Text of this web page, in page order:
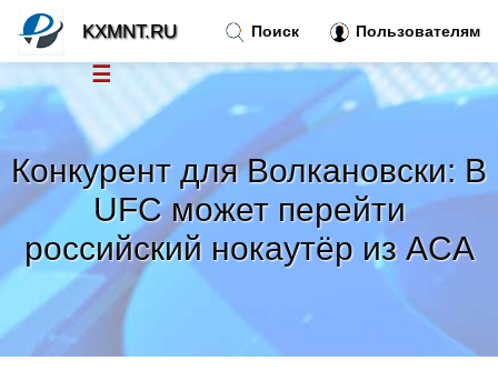
Конкурент для Волкановски: В
UFC может перейти
российский нокаутёр из ACA
Поиск Пользователям
KXMNT.RU
☰
Новости
Тренды новостей »
Рубрики»
Правила »